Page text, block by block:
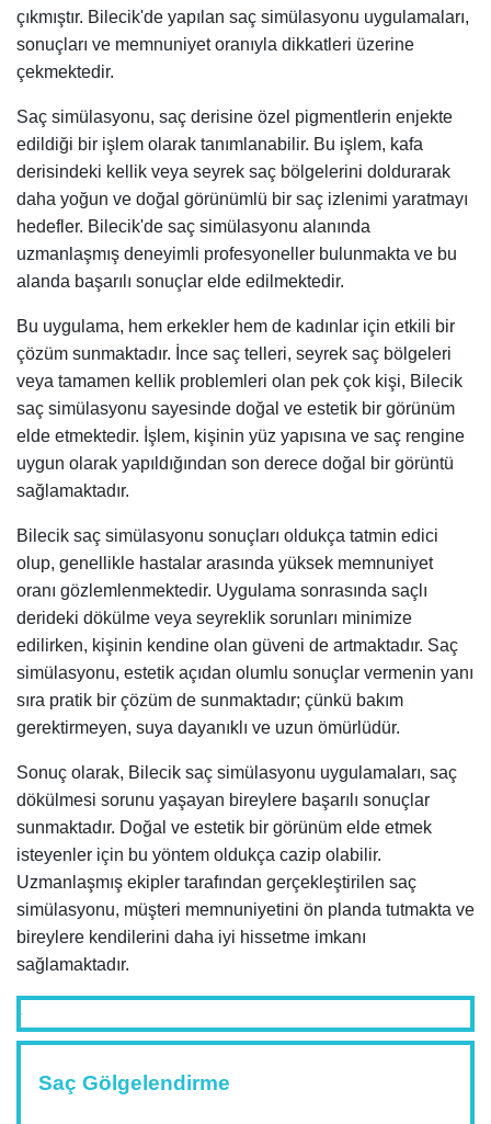
çıkmıştır. Bilecik'de yapılan saç simülasyonu uygulamaları,
sonuçları ve memnuniyet oranıyla dikkatleri üzerine
çekmektedir.
Saç simülasyonu, saç derisine özel pigmentlerin enjekte
edildiği bir işlem olarak tanımlanabilir. Bu işlem, kafa
derisindeki kellik veya seyrek saç bölgelerini doldurarak
daha yoğun ve doğal görünümlü bir saç izlenimi yaratmayı
hedefler. Bilecik'de saç simülasyonu alanında
uzmanlaşmış deneyimli profesyoneller bulunmakta ve bu
alanda başarılı sonuçlar elde edilmektedir.
Bu uygulama, hem erkekler hem de kadınlar için etkili bir
çözüm sunmaktadır. İnce saç telleri, seyrek saç bölgeleri
veya tamamen kellik problemleri olan pek çok kişi, Bilecik
saç simülasyonu sayesinde doğal ve estetik bir görünüm
elde etmektedir. İşlem, kişinin yüz yapısına ve saç rengine
uygun olarak yapıldığından son derece doğal bir görüntü
sağlamaktadır.
Bilecik saç simülasyonu sonuçları oldukça tatmin edici
olup, genellikle hastalar arasında yüksek memnuniyet
oranı gözlemlenmektedir. Uygulama sonrasında saçlı
derideki dökülme veya seyreklik sorunları minimize
edilirken, kişinin kendine olan güveni de artmaktadır. Saç
simülasyonu, estetik açıdan olumlu sonuçlar vermenin yanı
sıra pratik bir çözüm de sunmaktadır; çünkü bakım
gerektirmeyen, suya dayanıklı ve uzun ömürlüdür.
Sonuç olarak, Bilecik saç simülasyonu uygulamaları, saç
dökülmesi sorunu yaşayan bireylere başarılı sonuçlar
sunmaktadır. Doğal ve estetik bir görünüm elde etmek
isteyenler için bu yöntem oldukça cazip olabilir.
Uzmanlaşmış ekipler tarafından gerçekleştirilen saç
simülasyonu, müşteri memnuniyetini ön planda tutmakta ve
bireylere kendilerini daha iyi hissetme imkanı
sağlamaktadır.
Saç Gölgelendirme